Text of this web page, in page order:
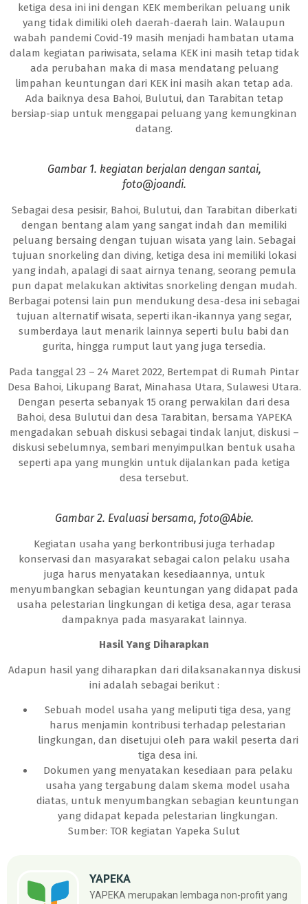
ketiga desa ini ini dengan KEK memberikan peluang unik
yang tidak dimiliki oleh daerah-daerah lain. Walaupun
wabah pandemi Covid-19 masih menjadi hambatan utama
dalam kegiatan pariwisata, selama KEK ini masih tetap tidak
ada perubahan maka di masa mendatang peluang
limpahan keuntungan dari KEK ini masih akan tetap ada.
Ada baiknya desa Bahoi, Bulutui, dan Tarabitan tetap
bersiap-siap untuk menggapai peluang yang kemungkinan
datang.
Gambar 1. kegiatan berjalan dengan santai,
foto@joandi.
Sebagai desa pesisir, Bahoi, Bulutui, dan Tarabitan diberkati
dengan bentang alam yang sangat indah dan memiliki
peluang bersaing dengan tujuan wisata yang lain. Sebagai
tujuan snorkeling dan diving, ketiga desa ini memiliki lokasi
yang indah, apalagi di saat airnya tenang, seorang pemula
pun dapat melakukan aktivitas snorkeling dengan mudah.
Berbagai potensi lain pun mendukung desa-desa ini sebagai
tujuan alternatif wisata, seperti ikan-ikannya yang segar,
sumberdaya laut menarik lainnya seperti bulu babi dan
gurita, hingga rumput laut yang juga tersedia.
Pada tanggal 23 – 24 Maret 2022, Bertempat di Rumah Pintar
Desa Bahoi, Likupang Barat, Minahasa Utara, Sulawesi Utara.
Dengan peserta sebanyak 15 orang perwakilan dari desa
Bahoi, desa Bulutui dan desa Tarabitan, bersama YAPEKA
mengadakan sebuah diskusi sebagai tindak lanjut, diskusi –
diskusi sebelumnya, sembari menyimpulkan bentuk usaha
seperti apa yang mungkin untuk dijalankan pada ketiga
desa tersebut.
Gambar 2. Evaluasi bersama, foto@Abie.
Kegiatan usaha yang berkontribusi juga terhadap
konservasi dan masyarakat sebagai calon pelaku usaha
juga harus menyatakan kesediaannya, untuk
menyumbangkan sebagian keuntungan yang didapat pada
usaha pelestarian lingkungan di ketiga desa, agar terasa
dampaknya pada masyarakat lainnya.
Hasil Yang Diharapkan
Adapun hasil yang diharapkan dari dilaksanakannya diskusi
ini adalah sebagai berikut :
Sebuah model usaha yang meliputi tiga desa, yang
harus menjamin kontribusi terhadap pelestarian
lingkungan, dan disetujui oleh para wakil peserta dari
tiga desa ini.
Dokumen yang menyatakan kesediaan para pelaku
usaha yang tergabung dalam skema model usaha
diatas, untuk menyumbangkan sebagian keuntungan
yang didapat kepada pelestarian lingkungan.
Sumber: TOR kegiatan Yapeka Sulut
YAPEKA
YAPEKA merupakan lembaga non-profit yang